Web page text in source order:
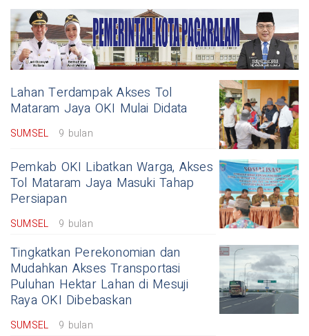
Lahan Terdampak Akses Tol
Mataram Jaya OKI Mulai Didata
SUMSEL 9 bulan
Pemkab OKI Libatkan Warga, Akses
Tol Mataram Jaya Masuki Tahap
Persiapan
SUMSEL 9 bulan
Tingkatkan Perekonomian dan
Mudahkan Akses Transportasi
Puluhan Hektar Lahan di Mesuji
Raya OKI Dibebaskan
SUMSEL 9 bulan